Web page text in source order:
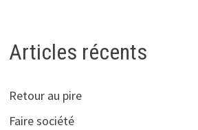
Articles récents
Retour au pire
Faire société